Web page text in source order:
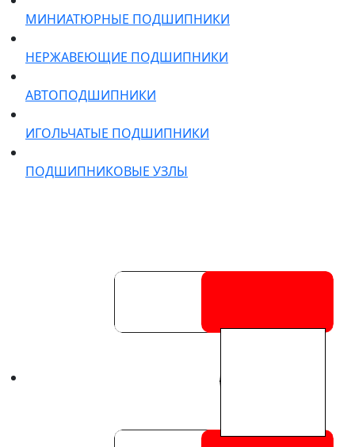
МИНИАТЮРНЫЕ ПОДШИПНИКИ
НЕРЖАВЕЮЩИЕ ПОДШИПНИКИ
АВТОПОДШИПНИКИ
ИГОЛЬЧАТЫЕ ПОДШИПНИКИ
ПОДШИПНИКОВЫЕ УЗЛЫ